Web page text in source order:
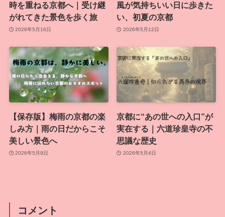
時を重ねる京都へ｜受け継
がれてきた景色を歩く旅
2026年5月16日
風が気持ちいい日に歩きた
い、初夏の京都
2026年5月12日
【保存版】梅雨の京都の楽
しみ方｜雨の日だからこそ
美しい景色へ
2026年5月9日
京都に“あの世への入口”が
実在する｜六道珍皇寺の不
思議な歴史
2026年5月4日
コメント